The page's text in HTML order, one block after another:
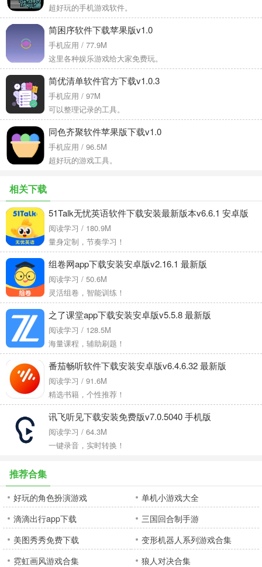
超好玩的手机游戏软件。
简困序软件下载苹果版v1.0
手机应用 / 77.9M
这里各种娱乐游戏给大家免费玩。
简优清单软件官方下载v1.0.3
手机应用 / 97M
可以整理记录的工具。
同色齐聚软件苹果版下载v1.0
手机应用 / 96.5M
超好玩的游戏工具。
相关下载
51Talk无忧英语软件下载安装最新版本v6.6.1 安卓版
阅读学习 / 180.9M
量身定制，节奏学习！
组卷网app下载安装安卓版v2.16.1 最新版
阅读学习 / 50.6M
灵活组卷，智能训练！
之了课堂app下载安装安卓版v5.5.8 最新版
阅读学习 / 128.5M
海量课程，辅助刷题！
番茄畅听软件下载安装安卓版v6.4.6.32 最新版
阅读学习 / 91.6M
精选书籍，个性推荐！
讯飞听见下载安装免费版v7.0.5040 手机版
阅读学习 / 64.3M
一键录音，实时转换！
推荐合集
好玩的角色扮演游戏
单机小游戏大全
滴滴出行app下载
三国回合制手游
美图秀秀免费下载
变形机器人系列游戏合集
霓虹画风游戏合集
狼人对决合集